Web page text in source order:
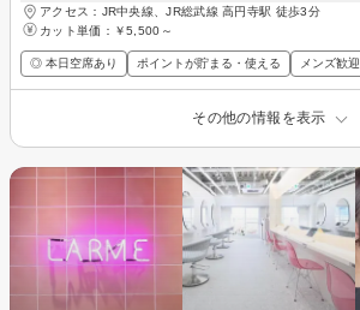
アクセス：JR中央線、JR総武線 高円寺駅 徒歩3分
カット単価： ￥5,500～
◎ 本日空席あり ポイントが貯まる・使える メンズ歓迎
その他の情報を表示